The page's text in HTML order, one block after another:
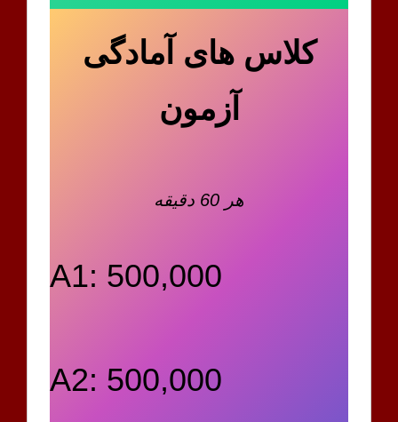
کلاس های آمادگی
آزمون
هر 60 دقیقه
A1: 500,000
A2: 500,000